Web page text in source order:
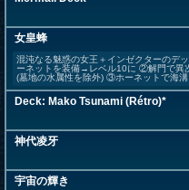
女皇蜂
混沌なる魅惑の女王＋インゼクターのデ
ーネットを装備→レベル10に ②解門で異
(墓地の水属性を除外) ③ホーネットで海
Deck: Mako Tsunami (Rétro)*
神代凌牙
宇宙の輝き